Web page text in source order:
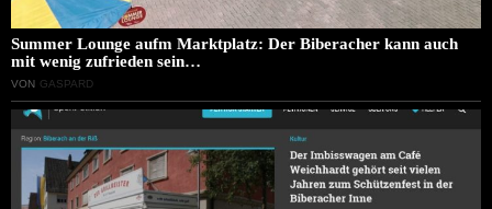
Summer Lounge aufm Marktplatz: Der Biberacher kann auch
mit wenig zufrieden sein…
VON GASPARD